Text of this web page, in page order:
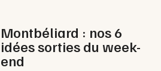
Montbéliard : nos 6
idées sorties du week-
end